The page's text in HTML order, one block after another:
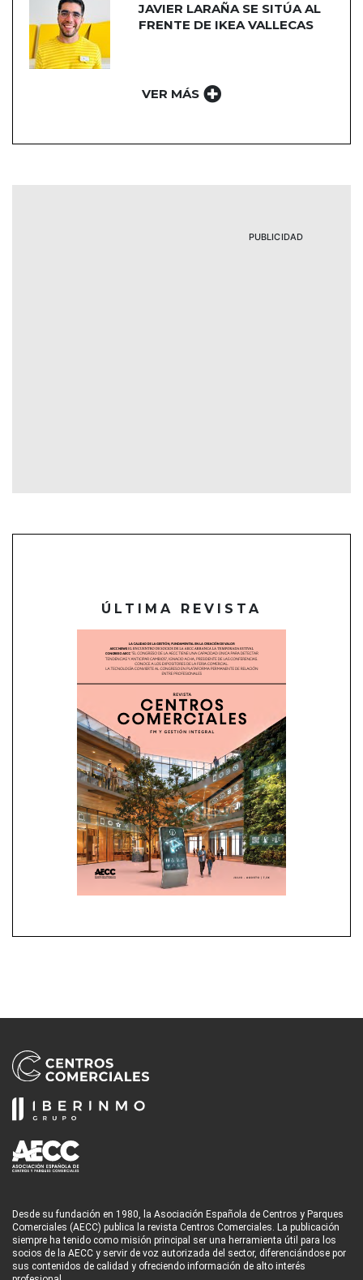
JAVIER LARAÑA SE SITÚA AL
FRENTE DE IKEA VALLECAS
VER MÁS
PUBLICIDAD
ÚLTIMA REVISTA
Desde su fundación en 1980, la Asociación Española de Centros y Parques
Comerciales (AECC) publica la revista Centros Comerciales. La publicación
siempre ha tenido como misión principal ser una herramienta útil para los
socios de la AECC y servir de voz autorizada del sector, diferenciándose por
sus contenidos de calidad y ofreciendo información de alto interés